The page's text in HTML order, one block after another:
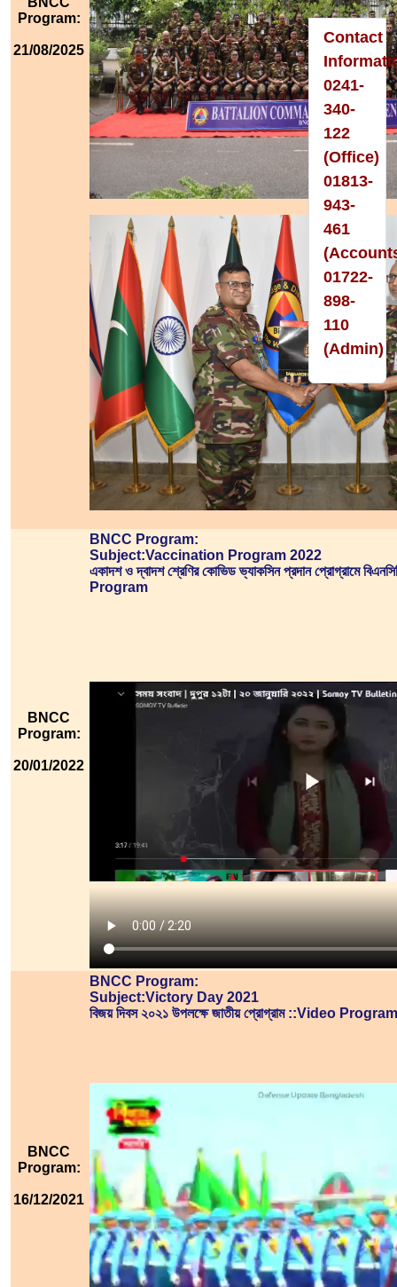
Program:
21/08/2025
BNCC
Program:
20/01/2022
BNCC Program:
Subject:Vaccination Program 2022
একাদশ ও দ্বাদশ শ্রেণির কোভিড ভ্যাকসিন প্রদান প্রোগ্রামে
Program
BNCC
Program:
16/12/2021
BNCC Program:
Subject:Victory Day 2021
বিজয় দিবস ২০২১ উপলক্ষে জাতীয় প্রোগ্রাম ::Video Program
Contact
0241-
340-
122
(Office)
01813-
943-
461
01722-
898-
110
(Admin)